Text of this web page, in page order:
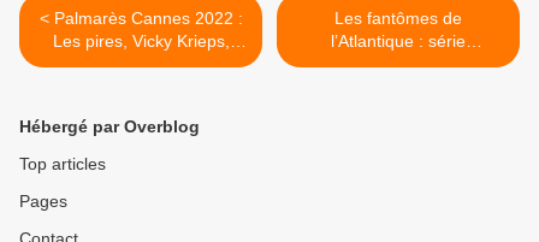
< Palmarès Cannes 2022 :
Les pires, Vicky Krieps,
Joyland primés (sélection
Les fantômes de
l’Atlantique : série
documentaire dimanche
Hébergé par Overblog
Top articles
Pages